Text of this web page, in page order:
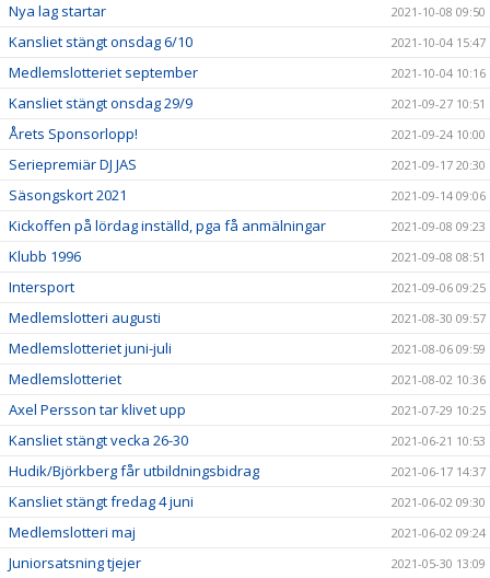
Nya lag startar 2021-10-08 09:50
Kansliet stängt onsdag 6/10 2021-10-04 15:47
Medlemslotteriet september 2021-10-04 10:16
Kansliet stängt onsdag 29/9 2021-09-27 10:51
Årets Sponsorlopp! 2021-09-24 10:00
Seriepremiär DJ JAS 2021-09-17 20:30
Säsongskort 2021 2021-09-14 09:06
Kickoffen på lördag inställd, pga få anmälningar 2021-09-08 09:23
Klubb 1996 2021-09-08 08:51
Intersport 2021-09-06 09:25
Medlemslotteri augusti 2021-08-30 09:57
Medlemslotteriet juni-juli 2021-08-06 09:59
Medlemslotteriet 2021-08-02 10:36
Axel Persson tar klivet upp 2021-07-29 10:25
Kansliet stängt vecka 26-30 2021-06-21 10:53
Hudik/Björkberg får utbildningsbidrag 2021-06-17 14:37
Kansliet stängt fredag 4 juni 2021-06-02 09:30
Medlemslotteri maj 2021-06-02 09:24
Juniorsatsning tjejer 2021-05-30 13:09